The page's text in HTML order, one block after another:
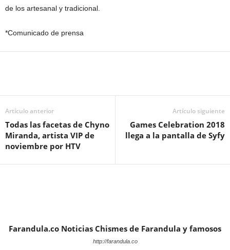
de los artesanal y tradicional.
*Comunicado de prensa
Artículo anterior
Todas las facetas de Chyno
Miranda, artista VIP de
noviembre por HTV
Artículo siguiente
Games Celebration 2018
llega a la pantalla de Syfy
Farandula.co Noticias Chismes de Farandula y famosos
http://farandula.co